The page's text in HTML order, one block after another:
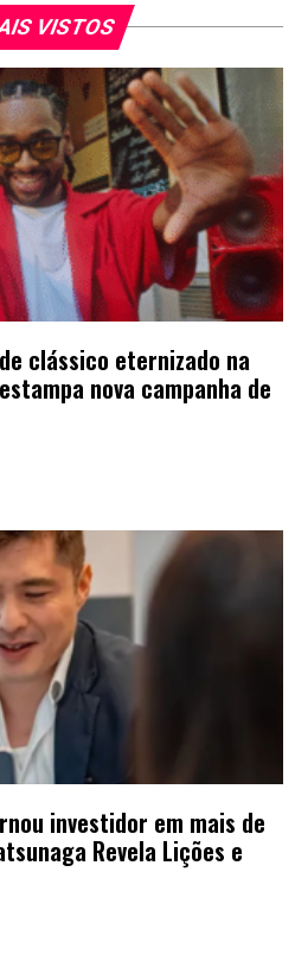
VISTOS
clássico eternizado na
nova campanha de
investidor em mais de
Revela Lições e